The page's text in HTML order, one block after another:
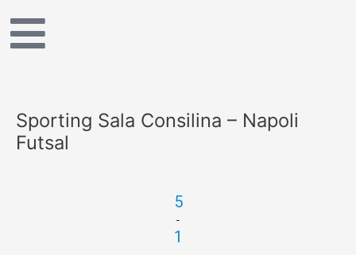
Sporting Sala Consilina – Napoli
Futsal
5
-
1